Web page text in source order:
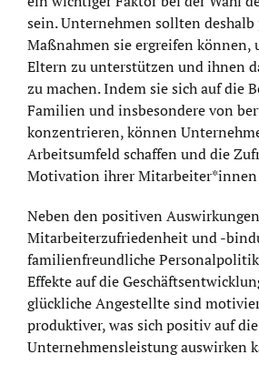
sein. Unternehmen sollten deshalb
Maßnahmen sie ergreifen können,
Eltern zu unterstützen und ihnen
zu machen. Indem sie sich auf die
Familien und insbesondere von
konzentrieren, können
Arbeitsumfeld schaffen und die
Motivation ihrer Mitarbeiter*innen
Neben den positiven
Mitarbeiterzufriedenheit und -
familienfreundliche
Effekte auf die
glückliche Angestellte sind
produktiver, was sich positiv auf die
Unternehmensleistung auswirken